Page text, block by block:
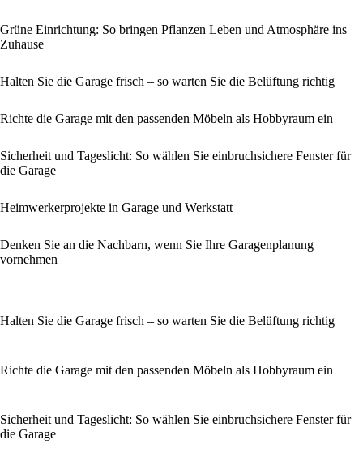
Grüne Einrichtung: So bringen Pflanzen Leben und Atmosphäre ins
Zuhause
Halten Sie die Garage frisch – so warten Sie die Belüftung richtig
Richte die Garage mit den passenden Möbeln als Hobbyraum ein
Sicherheit und Tageslicht: So wählen Sie einbruchsichere Fenster für
die Garage
Heimwerkerprojekte in Garage und Werkstatt
Denken Sie an die Nachbarn, wenn Sie Ihre Garagenplanung
vornehmen
Halten Sie die Garage frisch – so warten Sie die Belüftung richtig
Richte die Garage mit den passenden Möbeln als Hobbyraum ein
Sicherheit und Tageslicht: So wählen Sie einbruchsichere Fenster für
die Garage